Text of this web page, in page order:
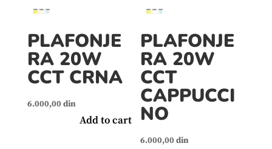
PLAFONJE
RA 20W
CCT CRNA
6.000,00 din
Add to cart
PLAFONJE
RA 20W
CCT
CAPPUCCI
NO
6.000,00 din